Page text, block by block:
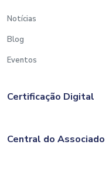
Notícias
Blog
Eventos
Certificação Digital
Central do Associado